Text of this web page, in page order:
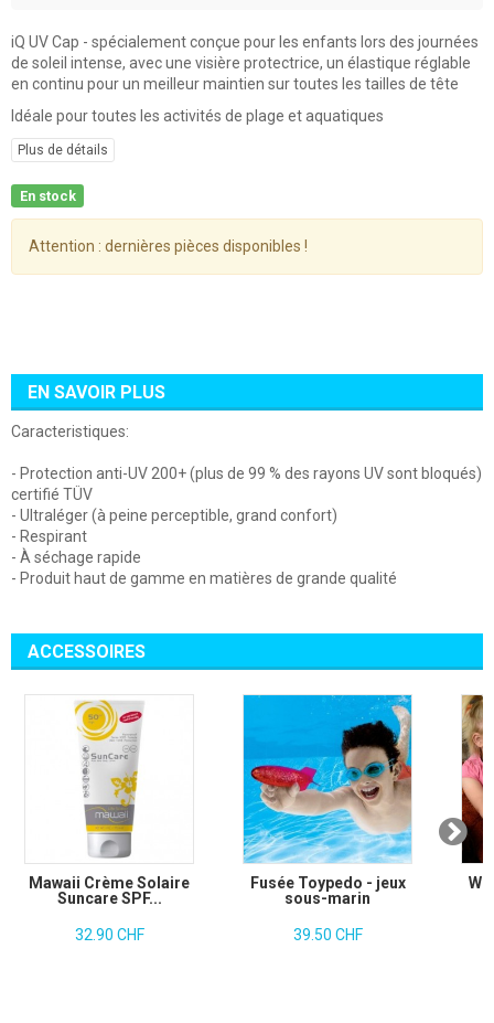
iQ UV Cap - spécialement conçue pour les enfants lors des journées
de soleil intense, avec une visière protectrice, un élastique réglable
en continu pour un meilleur maintien sur toutes les tailles de tête
Idéale pour toutes les activités de plage et aquatiques
Plus de détails
En stock
Attention : dernières pièces disponibles !
EN SAVOIR PLUS
Caracteristiques:
- Protection anti-UV 200+ (plus de 99 % des rayons UV sont bloqués)
certifié TÜV
- Ultraléger (à peine perceptible, grand confort)
- Respirant
- À séchage rapide
- Produit haut de gamme en matières de grande qualité
ACCESSOIRES
Mawaii Crème Solaire
Suncare SPF...
32.90 CHF
Fusée Toypedo - jeux
sous-marin
39.50 CHF